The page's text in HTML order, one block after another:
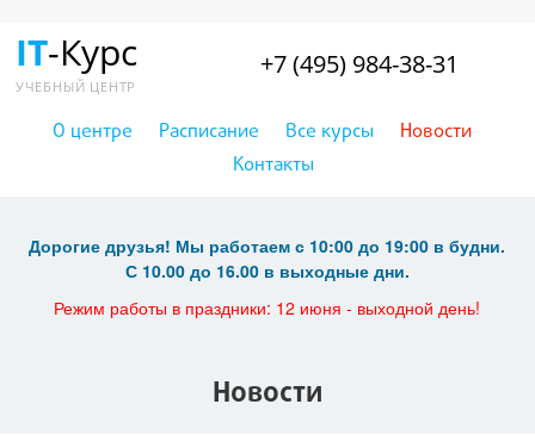
IT-Курс
УЧЕБНЫЙ ЦЕНТР
О центре Расписание Все курсы
Новости
Контакты
+7 (495) 984-38-31
Дорогие друзья! Мы работаем с 10:00 до 19:00 в будни.
С 10.00 до 16.00 в выходные дни.
Режим работы в праздники: 12 июня - выходной день!
Новости